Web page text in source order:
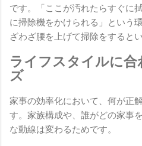
です。「ここが汚れたらすぐに
に掃除機をかけられる」という
ざわざ腰を上げて掃除をすると
ライフスタイルに
ズ
家事の効率化において、何が正
す。家族構成や、誰がどの家事
な動線は変わるためです。